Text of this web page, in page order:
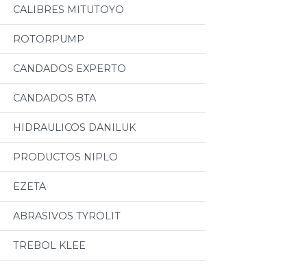
CALIBRES MITUTOYO
ROTORPUMP
CANDADOS EXPERTO
CANDADOS BTA
HIDRAULICOS DANILUK
PRODUCTOS NIPLO
EZETA
ABRASIVOS TYROLIT
TREBOL KLEE